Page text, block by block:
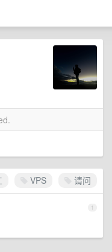
VPS 请问
1